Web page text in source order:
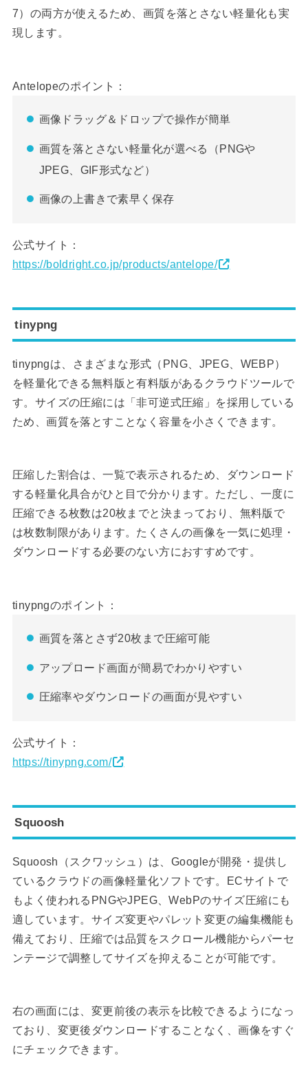
7）の両方が使えるため、画質を落とさない軽量化も実
現します。
Antelopeのポイント：
画像ドラッグ＆ドロップで操作が簡単
画質を落とさない軽量化が選べる（PNGや
JPEG、GIF形式など）
画像の上書きで素早く保存
公式サイト：
https://boldright.co.jp/products/antelope/
tinypng
tinypngは、さまざまな形式（PNG、JPEG、WEBP）
を軽量化できる無料版と有料版があるクラウドツールで
す。サイズの圧縮には「非可逆式圧縮」を採用している
ため、画質を落とすことなく容量を小さくできます。
圧縮した割合は、一覧で表示されるため、ダウンロード
する軽量化具合がひと目で分かります。ただし、一度に
圧縮できる枚数は20枚までと決まっており、無料版で
は枚数制限があります。たくさんの画像を一気に処理・
ダウンロードする必要のない方におすすめです。
tinypngのポイント：
画質を落とさず20枚まで圧縮可能
アップロード画面が簡易でわかりやすい
圧縮率やダウンロードの画面が見やすい
公式サイト：
https://tinypng.com/
Squoosh
Squoosh（スクワッシュ）は、Googleが開発・提供し
ているクラウドの画像軽量化ソフトです。ECサイトで
もよく使われるPNGやJPEG、WebPのサイズ圧縮にも
適しています。サイズ変更やパレット変更の編集機能も
備えており、圧縮では品質をスクロール機能からパーセ
ンテージで調整してサイズを抑えることが可能です。
右の画面には、変更前後の表示を比較できるようになっ
ており、変更後ダウンロードすることなく、画像をすぐ
にチェックできます。